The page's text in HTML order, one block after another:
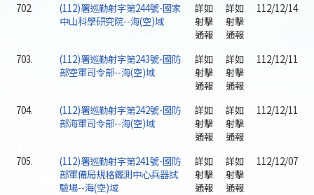
702.
(112)署巡勤射字第244號-國家
中山科學研究院--海(空)域
詳如
射擊
通報
詳如
射擊
通報
112/12/14
703.
(112)署巡勤射字第243號-國防
部空軍司令部--海(空)域
詳如
射擊
通報
詳如
射擊
通報
112/12/11
704.
(112)署巡勤射字第242號-國防
部海軍司令部--海(空)域
詳如
射擊
通報
詳如
射擊
通報
112/12/11
705.
(112)署巡勤射字第241號-國防
部軍備局規格鑑測中心兵器試
驗場--海(空)域
詳如
射擊
通報
詳如
射擊
通報
112/12/07